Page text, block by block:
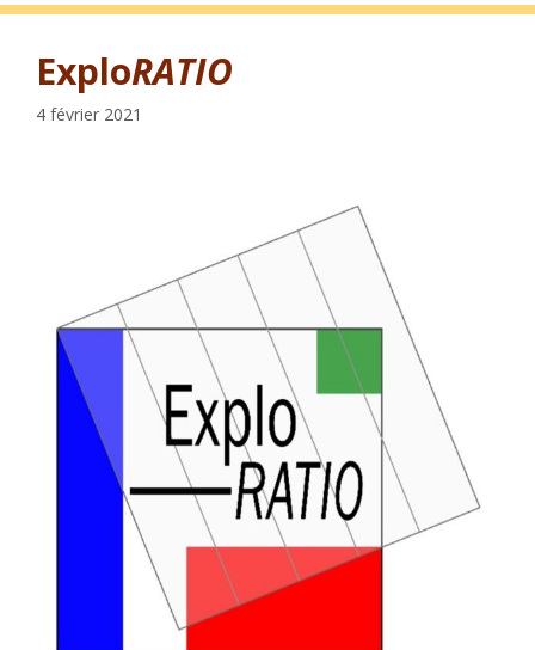
ExploRATIO
4 février 2021